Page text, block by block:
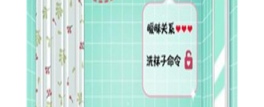
【幻梦人生征程游戏特色】
1、精美的游戏建模都是很不错的，给玩家的视觉体验效果也
2、全新且不同的一个冒险，整个游戏剧情的推动将可以让玩